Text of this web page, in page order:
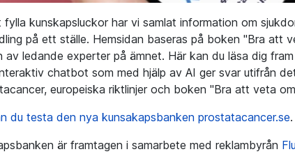
fylla kunskapsluckor har vi samlat information om
på ett ställe. Hemsidan baseras på boken "Bra att
av ledande experter på ämnet. Här kan du läsa dig
chatbot som med hjälp av AI ger svar utifrån
europeiska riktlinjer och boken "Bra att veta
du testa den nya kunsakapsbanken prostatacancer.se.
är framtagen i samarbete med reklambyrån